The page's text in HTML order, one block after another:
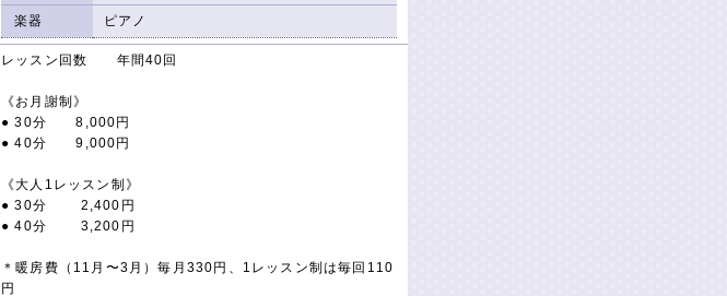
楽器 ピアノ
レッスン回数 年間40回
《お月謝制》
● 30分 8,000円
● 40分 9,000円
《大人1レッスン制》
● 30分 2,400円
● 40分 3,200円
＊暖房費（11月〜3月）毎月330円、1レッスン制は毎回110
円